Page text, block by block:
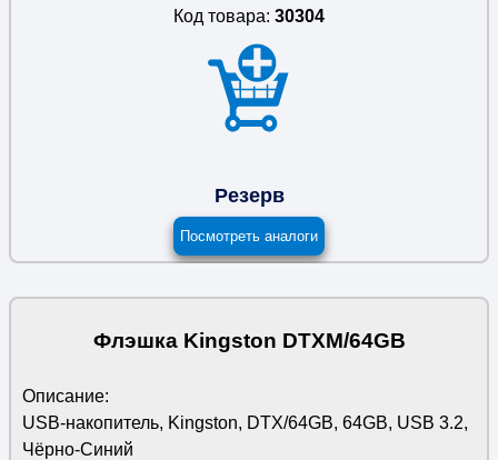
Код товара: 30304
Резерв
Посмотреть аналоги
Флэшка Kingston DTXM/64GB
Описание:
USB-накопитель, Kingston, DTX/64GB, 64GB, USB 3.2,
Чёрно-Синий